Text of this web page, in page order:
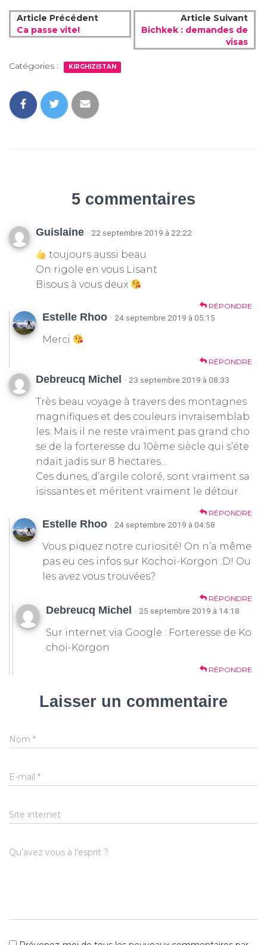
Article Précédent
Ca passe vite!
Article Suivant
Bichkek : demandes de
visas
Catégories : KIRGHIZISTAN
5 commentaires
Guislaine · 22 septembre 2019 à 22:22
toujours aussi beau
On rigole en vous Lisant
Bisous à vous deux
RÉPONDRE
Estelle Rhoo · 24 septembre 2019 à 05:15
Merci
RÉPONDRE
Debreucq Michel · 23 septembre 2019 à 08:33
Très beau voyage à travers des montagnes
magnifiques et des couleurs invraisemblab
les. Mais il ne reste vraiment pas grand cho
se de la forteresse du 10ème siècle qui s’éte
ndait jadis sur 8 hectares…
Ces dunes, d’argile coloré, sont vraiment sa
isissantes et méritent vraiment le détour.
RÉPONDRE
Estelle Rhoo · 24 septembre 2019 à 04:58
Vous piquez notre curiosité! On n’a même
pas eu ces infos sur Kochoi-Korgon :D! Ou
les avez vous trouvées?
RÉPONDRE
Debreucq Michel · 25 septembre 2019 à 14:18
Sur internet via Google : Forteresse de Ko
choi-Korgon
RÉPONDRE
Laisser un commentaire
Nom *
E-mail *
Site internet
Qu’avez vous à l’esprit ?